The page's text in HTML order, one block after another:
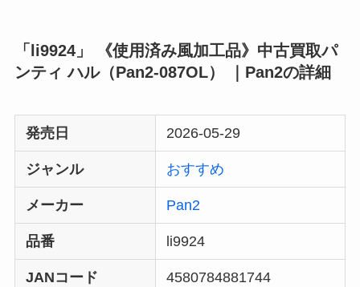
「li9924」 《使用済み風加工品》中古買取パ
ンティ ハル（Pan2-087OL） ｜Pan2の詳細
発売日 2026-05-29
ジャンル おすすめ
メーカー Pan2
品番 li9924
JANコード 4580784881744